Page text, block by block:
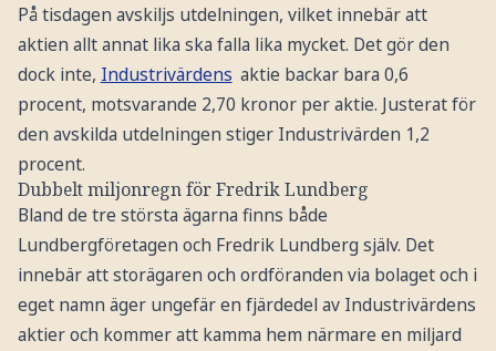
På tisdagen avskiljs utdelningen, vilket innebär att
aktien allt annat lika ska falla lika mycket. Det gör den
dock inte, Industrivärdens aktie backar bara 0,6
procent, motsvarande 2,70 kronor per aktie. Justerat för
den avskilda utdelningen stiger Industrivärden 1,2
procent.
Dubbelt miljonregn för Fredrik Lundberg
Bland de tre största ägarna finns både
Lundbergföretagen och Fredrik Lundberg själv. Det
innebär att storägaren och ordföranden via bolaget och i
eget namn äger ungefär en fjärdedel av Industrivärdens
aktier och kommer att kamma hem närmare en miljard